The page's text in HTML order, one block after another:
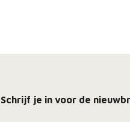
Schrijf je in voor de